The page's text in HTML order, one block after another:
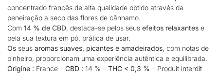
concentrado francês de alta qualidade obtido através da
peneiração a seco das flores de cânhamo.
Com 14 % de CBD, destaca-se pelos seus efeitos relaxantes e
pela sua textura em pó, prática de usar.
Os seus aromas suaves, picantes e amadeirados, com notas de
pinheiro, proporcionam uma experiência autêntica e equilibrada.
Origine : France – CBD : 14 % – THC < 0,3 % – Produit interdit